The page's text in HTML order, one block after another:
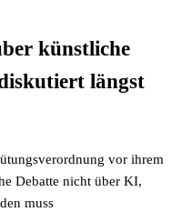
künstliche
längst
vor ihrem
Debatte nicht über KI,
muss